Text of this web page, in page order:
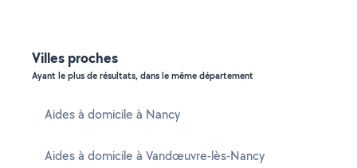
Villes proches
Ayant le plus de résultats, dans le même département
Aides à domicile à Nancy
Aides à domicile à Vandœuvre-lès-Nancy